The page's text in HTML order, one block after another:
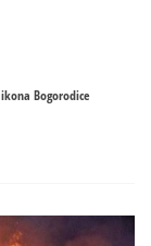
ikona Bogorodice